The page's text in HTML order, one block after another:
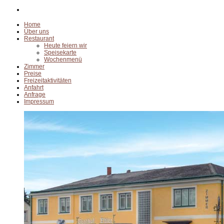
Home
Über uns
Restaurant
Heute feiern wir
Speisekarte
Wochenmenü
Zimmer
Preise
Freizeitaktivitäten
Anfahrt
Anfrage
Impressum